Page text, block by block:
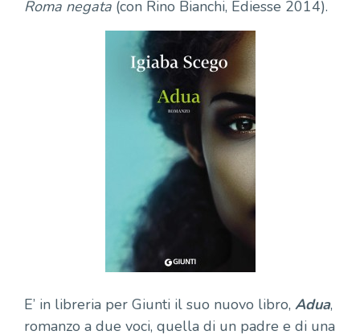
Roma negata (con Rino Bianchi, Ediesse 2014).
E’ in libreria per Giunti il suo nuovo libro, Adua,
romanzo a due voci, quella di un padre e di una